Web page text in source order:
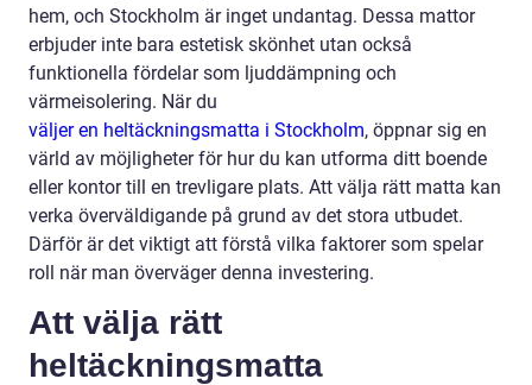
hem, och Stockholm är inget undantag. Dessa mattor
erbjuder inte bara estetisk skönhet utan också
funktionella fördelar som ljuddämpning och
värmeisolering. När du
väljer en heltäckningsmatta i Stockholm, öppnar sig en
värld av möjligheter för hur du kan utforma ditt boende
eller kontor till en trevligare plats. Att välja rätt matta kan
verka överväldigande på grund av det stora utbudet.
Därför är det viktigt att förstå vilka faktorer som spelar
roll när man överväger denna investering.
Att välja rätt
heltäckningsmatta